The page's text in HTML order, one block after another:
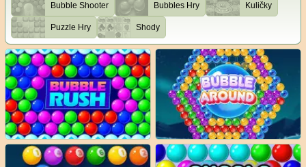
Bubble Shooter Bubbles Hry Kuličky
Puzzle Hry Shody